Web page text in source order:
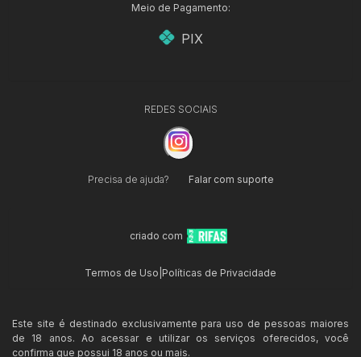
Meio de Pagamento:
PIX
REDES SOCIAIS
Precisa de ajuda? Falar com suporte
criado com
Termos de Uso Políticas de Privacidade
Este site é destinado exclusivamente para uso de pessoas maiores
de 18 anos. Ao acessar e utilizar os serviços oferecidos, você
confirma que possui 18 anos ou mais.